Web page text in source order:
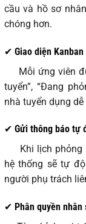
cầu và hồ sơ
chóng hơn.
✔ Giao diện
Mỗi ứng viên
tuyển”, “Đang
nhà tuyển dụng
✔ Gửi thông báo tự
Khi lịch phỏng
hệ thống sẽ tự
người phụ trách
✔ Phân quyền